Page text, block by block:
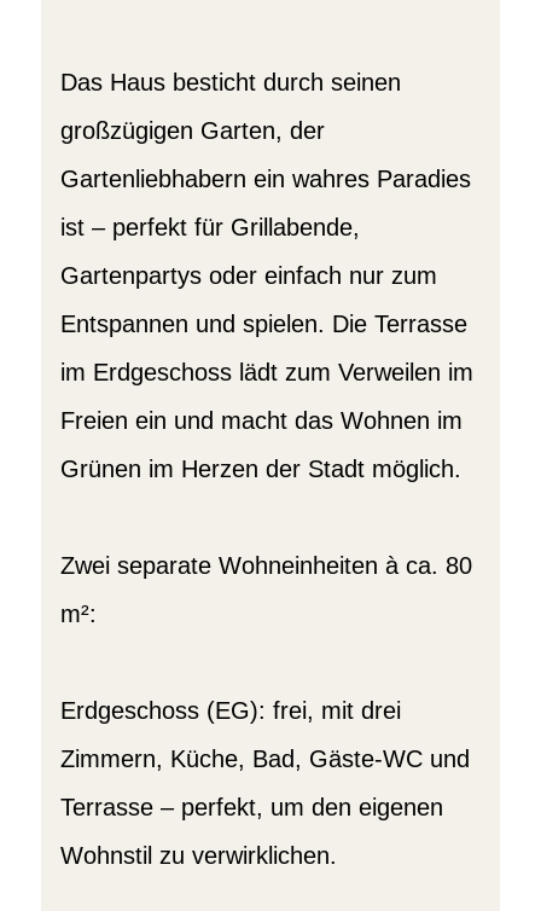
Das Haus besticht durch seinen
großzügigen Garten, der
Gartenliebhabern ein wahres Paradies
ist – perfekt für Grillabende,
Gartenpartys oder einfach nur zum
Entspannen und spielen. Die Terrasse
im Erdgeschoss lädt zum Verweilen im
Freien ein und macht das Wohnen im
Grünen im Herzen der Stadt möglich.
Zwei separate Wohneinheiten à ca. 80
m²:
Erdgeschoss (EG): frei, mit drei
Zimmern, Küche, Bad, Gäste-WC und
Terrasse – perfekt, um den eigenen
Wohnstil zu verwirklichen.